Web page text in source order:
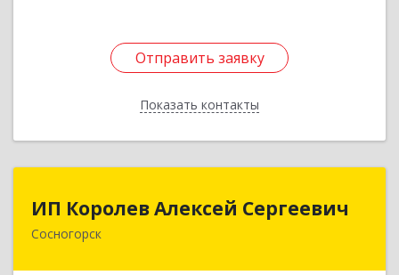
Отправить заявку
Показать контакты
Отправить заявку
Назад
ИП Королев Алексей Сергеевич
Сосногорск
ИП Королев Алексей Сергеевич
169500, Коми Респ, Сосногорск г, Советская ул,